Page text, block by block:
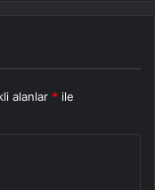
alanlar * ile